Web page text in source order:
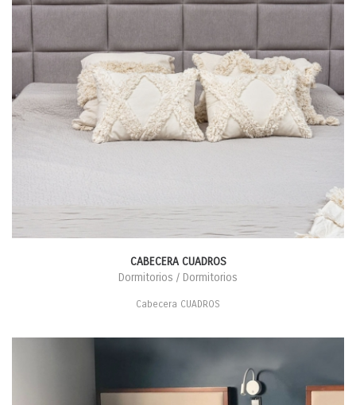
CABECERA CUADROS
Dormitorios / Dormitorios
Cabecera CUADROS